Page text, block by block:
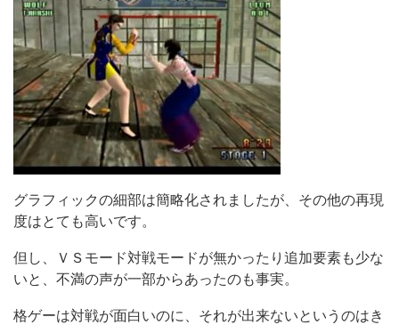
グラフィックの細部は簡略化されましたが、その他の再現
度はとても高いです。
但し、ＶＳモード対戦モードが無かったり追加要素も少な
いと、不満の声が一部からあったのも事実。
格ゲーは対戦が面白いのに、それが出来ないというのはき